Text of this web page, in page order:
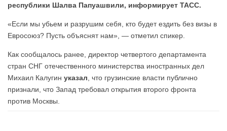
республики Шалва Папуашвили, информирует ТАСС.
«Если мы убьем и разрушим себя, кто будет ездить без визы в
Евросоюз? Пусть объяснят нам», — отметил спикер.
Как сообщалось ранее, директор четвертого департамента
стран СНГ отечественного министерства иностранных дел
Михаил Калугин указал , что грузинские власти публично
признали, что Запад требовал открытия второго фронта
против Москвы.